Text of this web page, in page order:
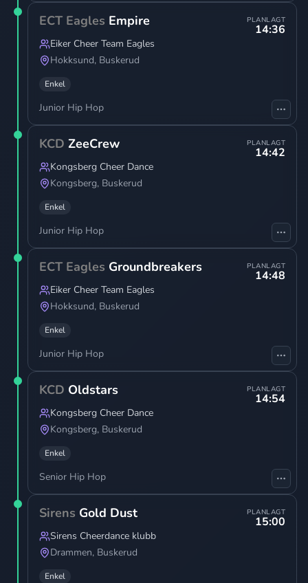
PLANLAGT
14:36
ECT Eagles Empire
Eiker Cheer Team Eagles
Hokksund, Buskerud
Enkel
Junior Hip Hop
PLANLAGT
14:42
KCD ZeeCrew
Kongsberg Cheer Dance
Kongsberg, Buskerud
Enkel
Junior Hip Hop
PLANLAGT
14:48
ECT Eagles Groundbreakers
Eiker Cheer Team Eagles
Hokksund, Buskerud
Enkel
Junior Hip Hop
PLANLAGT
14:54
KCD Oldstars
Kongsberg Cheer Dance
Kongsberg, Buskerud
Enkel
Senior Hip Hop
PLANLAGT
15:00
Sirens Gold Dust
Sirens Cheerdance klubb
Drammen, Buskerud
Enkel